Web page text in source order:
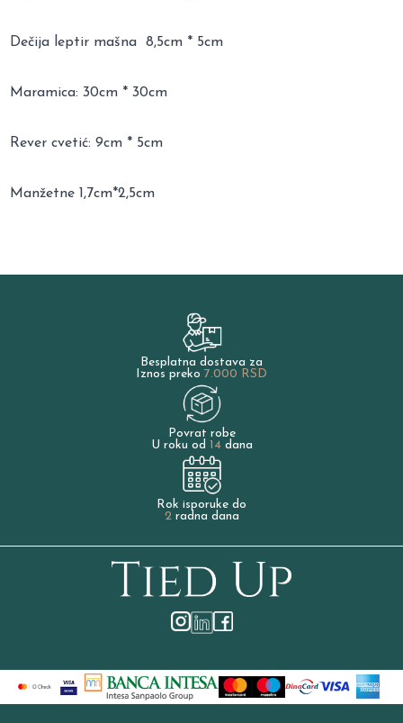
Dečija leptir mašna 8,5cm * 5cm
Maramica: 30cm * 30cm
Rever cvetić: 9cm * 5cm
Manžetne 1,7cm*2,5cm
Besplatna dostava za
Iznos preko 7.000 RSD
Povrat robe
U roku od 14dana
Rok isporuke do
2radna dana